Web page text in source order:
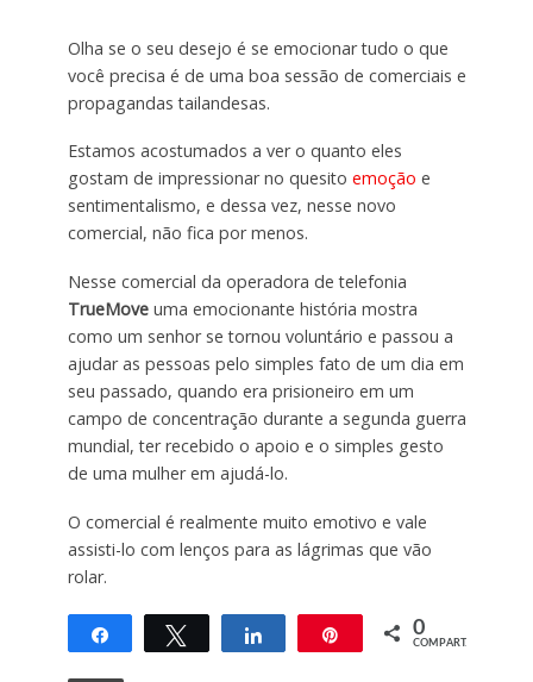
Olha se o seu desejo é se emocionar tudo o que
você precisa é de uma boa sessão de comerciais e
propagandas tailandesas.
Estamos acostumados a ver o quanto eles
gostam de impressionar no quesito emoção e
sentimentalismo, e dessa vez, nesse novo
comercial, não fica por menos.
Nesse comercial da operadora de telefonia
TrueMoveuma emocionante história mostra
como um senhor se tornou voluntário e passou a
ajudar as pessoas pelo simples fato de um dia em
seu passado, quando era prisioneiro em um
campo de concentração durante a segunda guerra
mundial, ter recebido o apoio e o simples gesto
de uma mulher em ajudá-lo.
O comercial é realmente muito emotivo e vale
assisti-lo com lenços para as lágrimas que vão
rolar.
CompartilharTwittar Compartilhar 0
COMPART.